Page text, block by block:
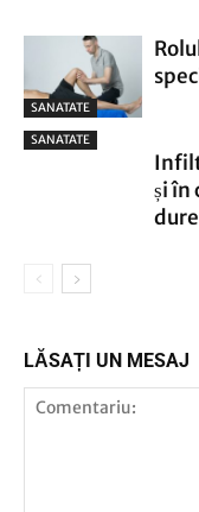
SANATATE
SANATATE
și în
LĂSAȚI UN MESAJ